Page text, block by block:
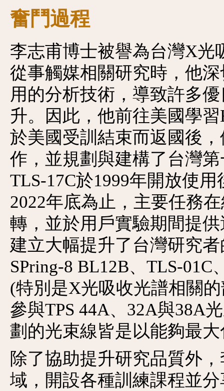
奮鬥過程
李志甫博士被譽為台灣X光
從事觸媒相關研究時，他
用的分析技術，導致許多
升。因此，他前往美國學
於美國受訓結束而返國後
作，並規劃與建構了台灣
TLS-17C於1999年開放使
2022年底為止，主要任務
轉，並於用戶實驗期間提
建立大幅提升了台灣研究
SPring-8 BL12B、TLS-
(特別是X光吸收光譜相關
參與TPS 44A、32A與38A
劃的光束線皆是以能夠最
除了協助提升研究品質外
域，開設各種訓練課程並